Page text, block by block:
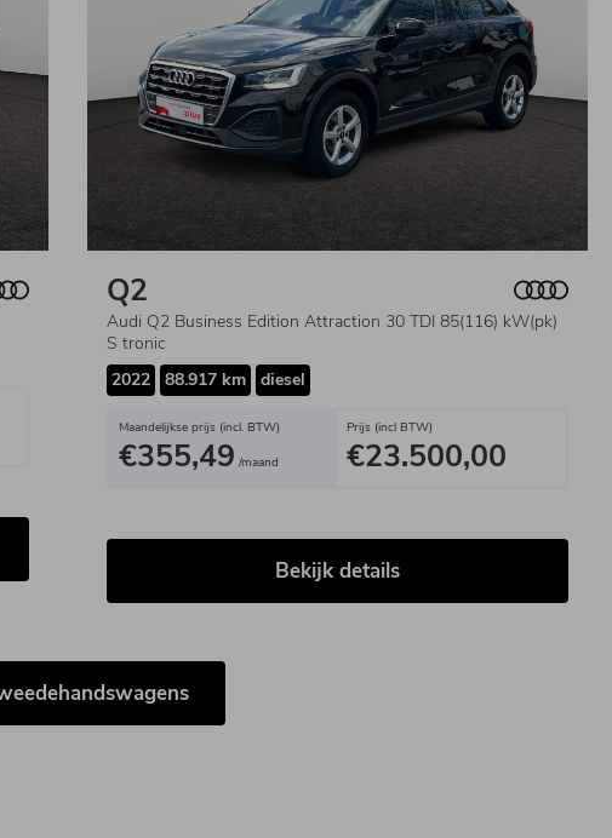
Q2
Audi Q2 Business Edition Attraction 30 TDI 85(116) kW(pk)
S tronic
2022
88.917 km diesel
Maandelijkse prijs (incl. BTW)
€355,49 /maand
Prijs (incl BTW)
€23.500,00
Bekijk details